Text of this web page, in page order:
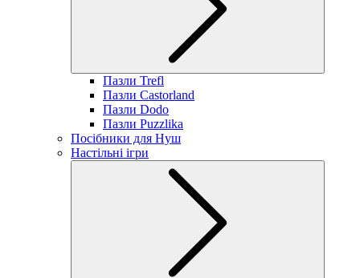
Пазли Trefl
Пазли Castorland
Пазли Dodo
Пазли Puzzlika
Посібники для Нуш
Настільні ігри